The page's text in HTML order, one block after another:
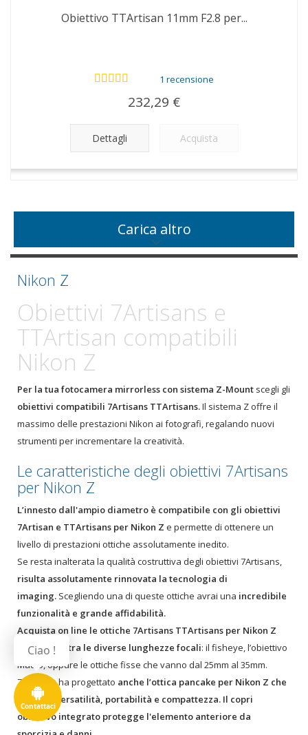
Obiettivo TTArtisan 11mm F2.8 per...
1 recensione
232,29 €
Dettagli Acquista
Carica altro
Nikon Z
Obiettivi 7Artisans e
TTArtisan compatibili
Nikon Z
Per la tua fotocamera mirrorless con sistema Z-Mount scegli gli
obiettivi compatibili 7Artisans TTArtisans.Il sistema Z offre il
massimo delle prestazioni Nikon ai fotografi, regalando nuovi
strumenti per incrementare la creatività.
Le caratteristiche degli obiettivi 7Artisans
per Nikon Z
L’innesto dall'ampio diametro è compatibile con gli obiettivi
7Artisan e TTArtisans per Nikon Z e permette di ottenere un
livello di prestazioni ottiche assolutamente inedito.
Se resta inalterata la qualità costruttiva degli obiettivi 7Artisans,
risulta assolutamente rinnovata la tecnologia di
imaging. Scegliendo una di queste ottiche avrai una incredibile
funzionalità e grande affidabilità.
Acquista on line le ottiche 7Artisans TTArtisans per Nikon Z
scegliendo tra le diverse lunghezze focali: il fisheye, l’obiettivo
Macro, oppure le ottiche fisse che vanno dal 25mm al 35mm.
7Artisans ha progettato anche l’ottica pancake per Nikon Z che
assicura versatilità, portabilità e compattezza. Il copri
obiettivo integrato protegge l'elemento anteriore da
Contattaci
Ciao !